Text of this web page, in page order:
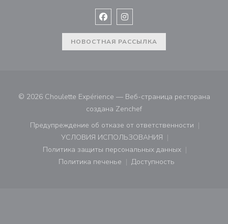
Facebook ((открывается в новом
Instagram ((открывается в
НОВОСТНАЯ РАССЫЛКА
© 2026 Choulette Expérience — Веб-страница ресторана
создана Zenchef((открывается в новом
Предупреждение об отказе от ответственности
((открывается в новом окне))
УСЛОВИЯ ИСПОЛЬЗОВАНИЯ
((открывается в новом окне))
Политика защиты персональных данных
((открывается в новом окне))
Политика печенье
((открывается в новом окне))
Доступность
((открывается в